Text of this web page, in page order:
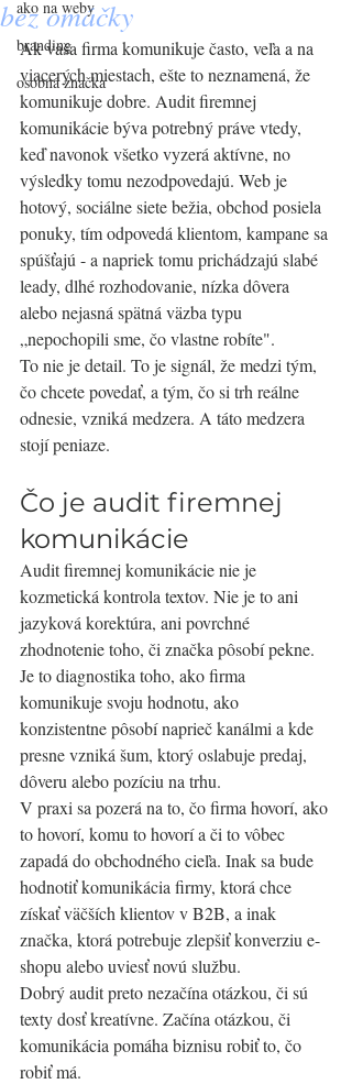
ako na weby
branding
osobná značka
bez omáčky
Ak vaša firma komunikuje často, veľa a na
viacerých miestach, ešte to neznamená, že
komunikuje dobre. Audit firemnej
komunikácie býva potrebný práve vtedy,
keď navonok všetko vyzerá aktívne, no
výsledky tomu nezodpovedajú. Web je
hotový, sociálne siete bežia, obchod posiela
ponuky, tím odpovedá klientom, kampane sa
spúšťajú - a napriek tomu prichádzajú slabé
leady, dlhé rozhodovanie, nízka dôvera
alebo nejasná spätná väzba typu
„nepochopili sme, čo vlastne robíte".
To nie je detail. To je signál, že medzi tým,
čo chcete povedať, a tým, čo si trh reálne
odnesie, vzniká medzera. A táto medzera
stojí peniaze.
Čo je audit firemnej
komunikácie
Audit firemnej komunikácie nie je
kozmetická kontrola textov. Nie je to ani
jazyková korektúra, ani povrchné
zhodnotenie toho, či značka pôsobí pekne.
Je to diagnostika toho, ako firma
komunikuje svoju hodnotu, ako
konzistentne pôsobí naprieč kanálmi a kde
presne vzniká šum, ktorý oslabuje predaj,
dôveru alebo pozíciu na trhu.
V praxi sa pozerá na to, čo firma hovorí, ako
to hovorí, komu to hovorí a či to vôbec
zapadá do obchodného cieľa. Inak sa bude
hodnotiť komunikácia firmy, ktorá chce
získať väčších klientov v B2B, a inak
značka, ktorá potrebuje zlepšiť konverziu e-
shopu alebo uviesť novú službu.
Dobrý audit preto nezačína otázkou, či sú
texty dosť kreatívne. Začína otázkou, či
komunikácia pomáha biznisu robiť to, čo
robiť má.